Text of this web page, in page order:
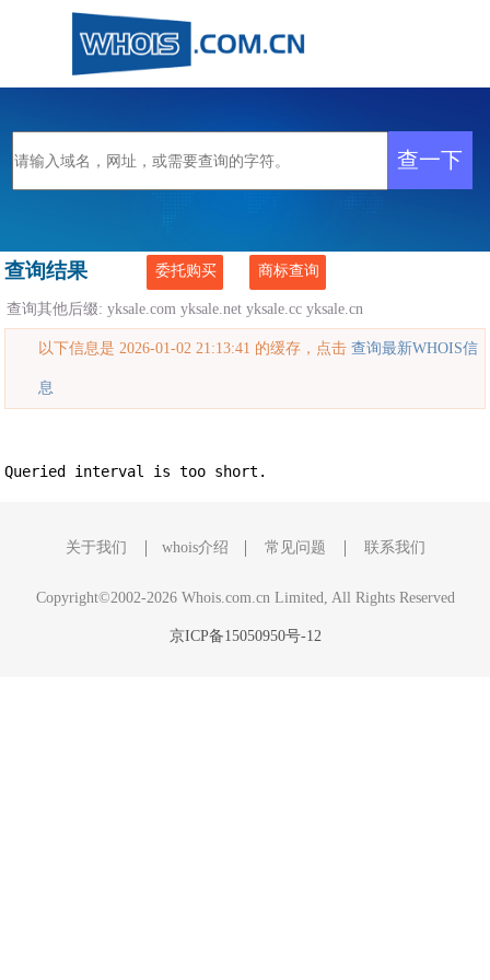
查询结果 委托购买 商标查询
查询其他后缀:yksale.com yksale.net yksale.cc yksale.cn
以下信息是 2026-01-02 21:13:41 的缓存，点击查询最新WHOIS信
息
关于我们 whois介绍 常见问题 联系我们
Copyright©2002-2026 Whois.com.cn Limited, All Rights Reserved
京ICP备15050950号-12